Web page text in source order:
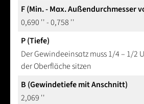
F (Min. - Max. Außendurchmesser
0,690 '' - 0,758 ''
P (Tiefe)
Der Gewindeeinsatz muss 1/4 – 1/2
der Oberfläche sitzen
B (Gewindetiefe mit Anschnitt)
2,069 ''